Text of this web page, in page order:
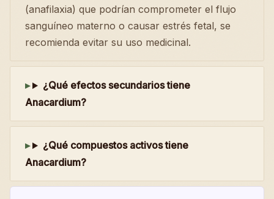
(anafilaxia) que podrían comprometer el flujo
sanguíneo materno o causar estrés fetal, se
recomienda evitar su uso medicinal.
¿Qué efectos secundarios tiene
Anacardium?
¿Qué compuestos activos tiene
Anacardium?